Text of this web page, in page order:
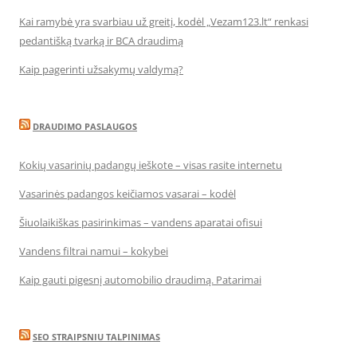
Kai ramybė yra svarbiau už greitį, kodėl „Vezam123.lt“ renkasi
pedantišką tvarką ir BCA draudimą
Kaip pagerinti užsakymų valdymą?
DRAUDIMO PASLAUGOS
Kokių vasarinių padangų ieškote – visas rasite internetu
Vasarinės padangos keičiamos vasarai – kodėl
Šiuolaikiškas pasirinkimas – vandens aparatai ofisui
Vandens filtrai namui – kokybei
Kaip gauti pigesnį automobilio draudimą. Patarimai
SEO STRAIPSNIU TALPINIMAS